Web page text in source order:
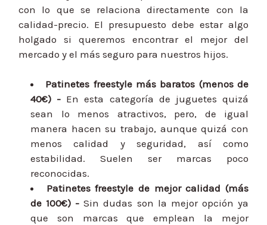
con lo que se relaciona directamente con la
calidad-precio. El presupuesto debe estar algo
holgado si queremos encontrar el mejor del
mercado y el más seguro para nuestros hijos.
Patinetes freestyle más baratos (menos de
40€) - En esta categoría de juguetes quizá
sean lo menos atractivos, pero, de igual
manera hacen su trabajo, aunque quizá con
menos calidad y seguridad, así como
estabilidad. Suelen ser marcas poco
reconocidas.
Patinetes freestyle de mejor calidad (más
de 100€) -Sin dudas son la mejor opción ya
que son marcas que emplean la mejor